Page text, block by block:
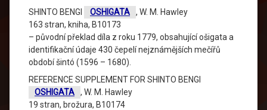
SHINTO BENGI
OSHIGATA
, W. M. Hawley
163 stran, kniha, B10173
– původní překlad díla z roku 1779, obsahující ošigata a
identifikační údaje 430 čepelí nejznámějších mečířů
období šintó (1596 – 1680).
REFERENCE SUPPLEMENT FOR SHINTO BENGI
OSHIGATA
, W. M. Hawley
19 stran, brožura, B10174